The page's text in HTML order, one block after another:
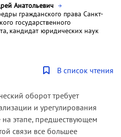
Анатольевич
гражданского права Санкт-
государственного
кандидат юридических наук
В список чтения
оборот требует
и урегулирования
этапе, предшествующем
связи все большее